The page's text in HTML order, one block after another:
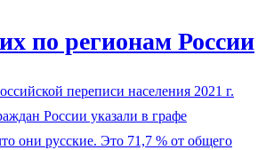
по регионам России
переписи населения 2021 г.
России указали в графе
они русские. Это 71,7 % от общего